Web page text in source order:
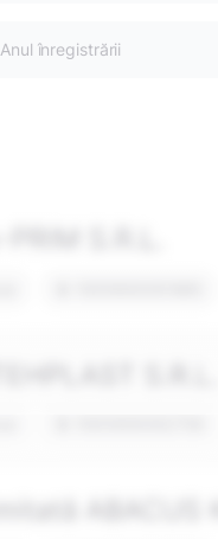
Anul înregistrării